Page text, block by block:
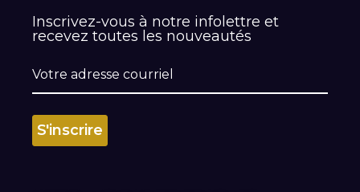
Inscrivez-vous à notre infolettre et
recevez toutes les nouveautés